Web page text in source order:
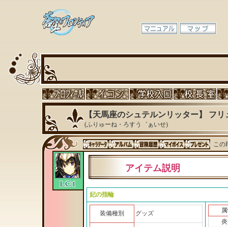
【天馬座のシュテルンリッター】 フ
(ふりゅーね・ろすう゛ぁいせ)
この
アイテム説明
妃の指輪
装備種別 グッズ